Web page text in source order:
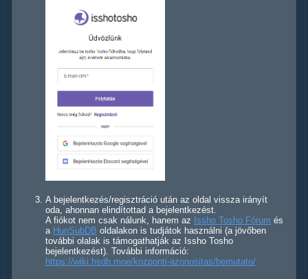
A bejelentkezés/regisztráció után az oldal vissza irányít
oda, ahonnan elindítottad a bejelentkezést.
A fiókot nem csak nálunk, hanem az Issho Tosho Fórum és
a HunSubDB oldalakon is tudjátok használni (a jövőben
további olalak is támogathatják az Issho Tosho
bejelentkezést). További információ:
https://wiki.hsdb.moe/kozponti-azonositas/bemutato/